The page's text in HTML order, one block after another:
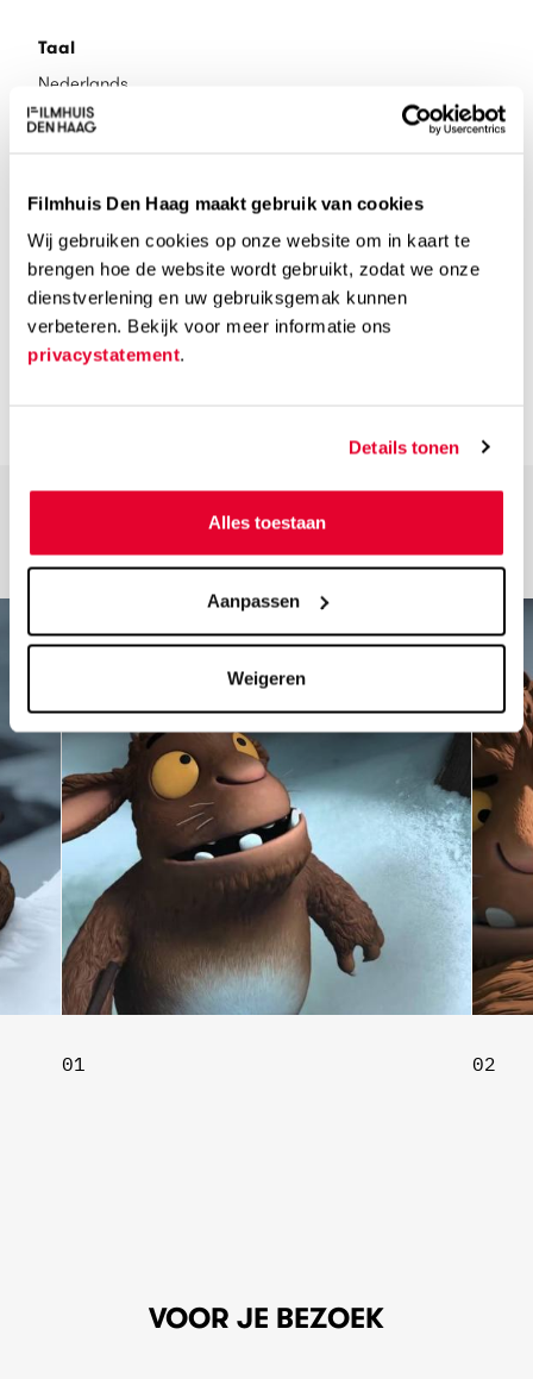
Filmhuis Den Haag maakt gebruik van cookies
Wij gebruiken cookies op onze website om in kaart te
brengen hoe de website wordt gebruikt, zodat we onze
dienstverlening en uw gebruiksgemak kunnen
verbeteren. Bekijk voor meer informatie ons
privacystatement.
Details tonen
Alles toestaan
Aanpassen
Weigeren
Taal
Nederlands
Speelduur
27 min
Kijkwijzer
01 02
VOOR JE BEZOEK